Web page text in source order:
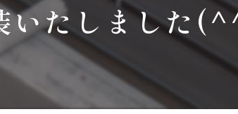
戸
屋根
いたしました